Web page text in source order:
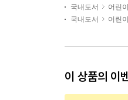
국내도서
어린이
국내도서
어린이
이 상품의 이